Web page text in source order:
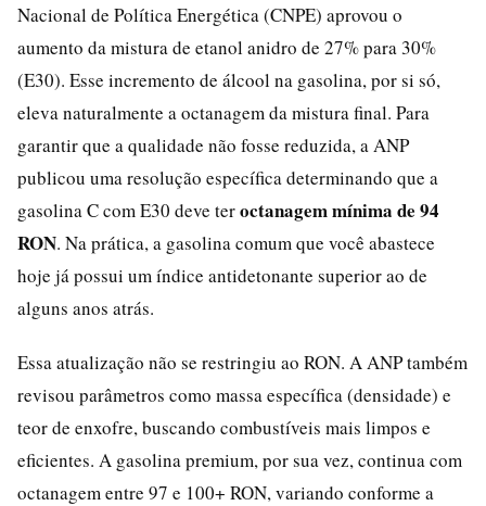
Nacional de Política Energética (CNPE) aprovou o
aumento da mistura de etanol anidro de 27% para 30%
(E30). Esse incremento de álcool na gasolina, por si só,
eleva naturalmente a octanagem da mistura final. Para
garantir que a qualidade não fosse reduzida, a ANP
publicou uma resolução específica determinando que a
gasolina C com E30 deve teroctanagem mínima de 94
RON. Na prática, a gasolina comum que você abastece
hoje já possui um índice antidetonante superior ao de
alguns anos atrás.
Essa atualização não se restringiu ao RON. A ANP também
revisou parâmetros como massa específica (densidade) e
teor de enxofre, buscando combustíveis mais limpos e
eficientes. A gasolina premium, por sua vez, continua com
octanagem entre 97 e 100+ RON, variando conforme a